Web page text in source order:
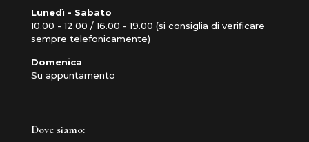
Lunedì - Sabato
10.00 - 12.00 / 16.00 - 19.00 (si consiglia di verificare
sempre telefonicamente)
Domenica
Su appuntamento
Dove siamo: